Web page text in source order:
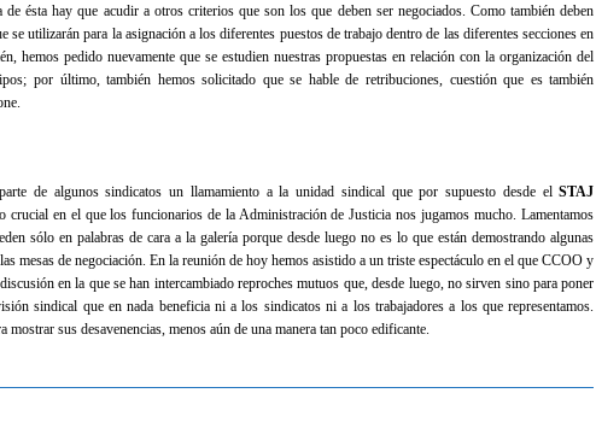
ésta hay que acudir a otros criterios que son los que deben ser negociados. Como también deben
utilizarán para la asignación a los diferentes puestos de trabajo dentro de las diferentes secciones en
hemos pedido nuevamente que se estudien nuestras propuestas en relación con la organización del
por último, también hemos solicitado que se hable de retribuciones, cuestión que es también
de algunos sindicatos un llamamiento a la unidad sindical que por supuesto desde elSTAJ
crucial en el que los funcionarios de la Administraciónde Justicia nos jugamos mucho. Lamentamos
sólo en palabras de cara a la galería porque desde luego no es lo que están demostrando algunas
mesas de negociación. En la reunión de hoy hemos asistido a un triste espectáculo en el que CCOO y
en la que se han intercambiado reproches mutuos que, desde luego, no sirven sino para poner
sindical que en nada beneficia ni a los sindicatos ni a los trabajadores a los que representamos.
sus desavenencias, menos aún de una manera tan poco edificante.